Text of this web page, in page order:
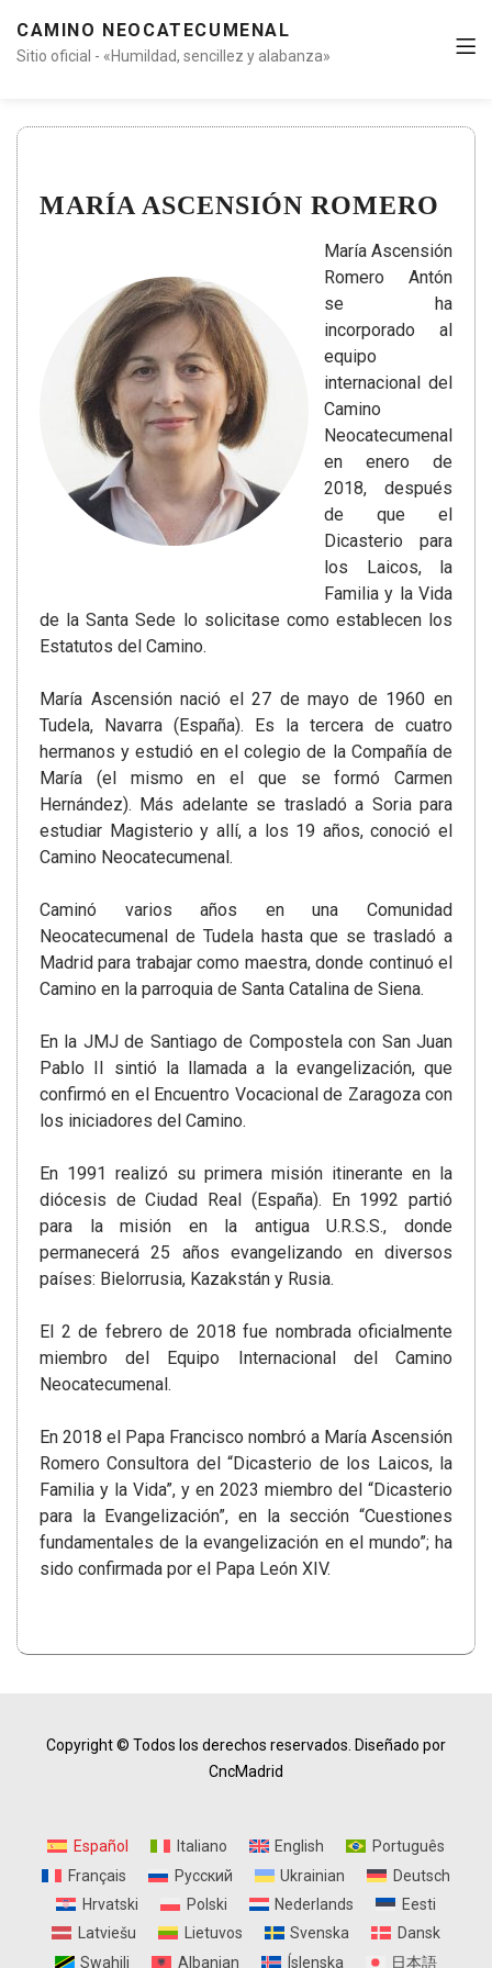
CAMINO NEOCATECUMENAL
Sitio oficial - «Humildad, sencillez y alabanza»
MARÍA ASCENSIÓN ROMERO
María Ascensión
Romero Antón
se ha
incorporado al
equipo
internacional del
Camino
Neocatecumenal
en enero de
2018, después
de que el
Dicasterio para
los Laicos, la
Familia y la Vida
de la Santa Sede lo solicitase como establecen los
Estatutos del Camino.
María Ascensión nació el 27 de mayo de 1960 en
Tudela, Navarra (España). Es la tercera de cuatro
hermanos y estudió en el colegio de la Compañía de
María (el mismo en el que se formó Carmen
Hernández). Más adelante se trasladó a Soria para
estudiar Magisterio y allí, a los 19 años, conoció el
Camino Neocatecumenal.
Caminó varios años en una Comunidad
Neocatecumenal de Tudela hasta que se trasladó a
Madrid para trabajar como maestra, donde continuó el
Camino en la parroquia de Santa Catalina de Siena.
En la JMJ de Santiago de Compostela con San Juan
Pablo II sintió la llamada a la evangelización, que
confirmó en el Encuentro Vocacional de Zaragoza con
los iniciadores del Camino.
En 1991 realizó su primera misión itinerante en la
diócesis de Ciudad Real (España). En 1992 partió
para la misión en la antigua U.R.S.S., donde
permanecerá 25 años evangelizando en diversos
países: Bielorrusia, Kazakstán y Rusia.
El 2 de febrero de 2018 fue nombrada oficialmente
miembro del Equipo Internacional del Camino
Neocatecumenal.
En 2018 el Papa Francisco nombró a María Ascensión
Romero Consultora del “Dicasterio de los Laicos, la
Familia y la Vida”, y en 2023 miembro del “Dicasterio
para la Evangelización”, en la sección “Cuestiones
fundamentales de la evangelización en el mundo”; ha
sido confirmada por el Papa León XIV.
Copyright © Todos los derechos reservados. Diseñado por
CncMadrid
Español Italiano English
Português
Français
Русский Ukrainian
Deutsch
Hrvatski
Polski Nederlands
Eesti
Latviešu
Lietuvos Svenska
Dansk
Swahili
Albanian Íslenska 日本語